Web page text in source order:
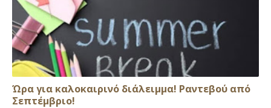
Ώρα για καλοκαιρινό διάλειμμα! Ραντεβού από
Σεπτέμβριο!